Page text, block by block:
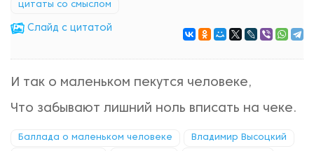
цитаты со смыслом
Cлайд с цитатой
И так о маленьком пекутся человеке,
Что забывают лишний ноль вписать на чеке.
Баллада о маленьком человеке Владимир Высоцкий